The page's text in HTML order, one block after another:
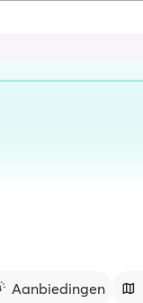
Aanbiedingen